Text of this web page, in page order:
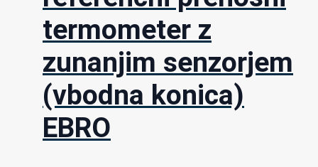
termometer z
zunanjim senzorjem
(vbodna konica)
EBRO